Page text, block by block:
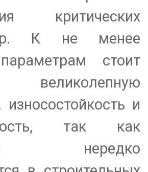
критических
К не менее
стоит
великолепную
износостойкость и
так как
нередко